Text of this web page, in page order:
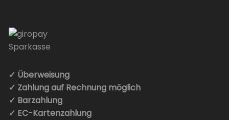
✓ Überweisung
✓ Zahlung auf Rechnung möglich
✓ Barzahlung
✓ EC-Kartenzahlung